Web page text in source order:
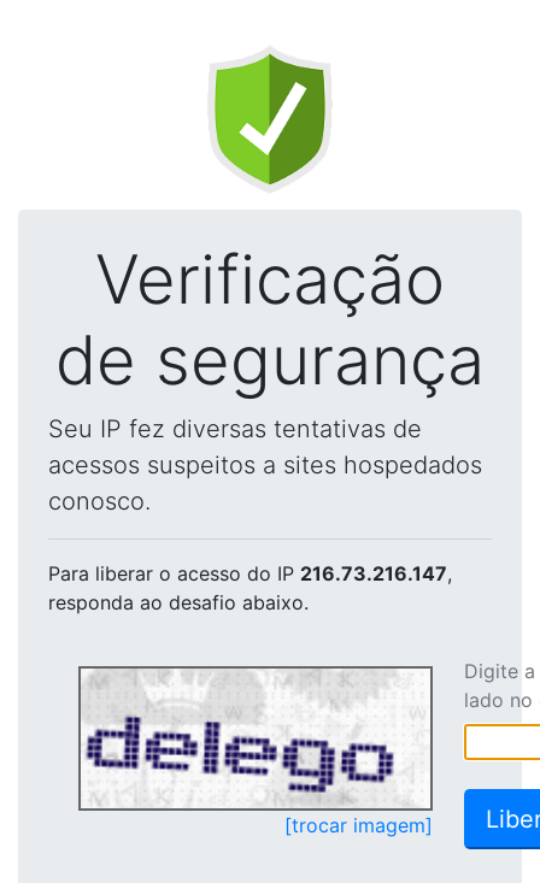
Verificação
de segurança
Seu IP fez diversas tentativas de
acessos suspeitos a sites hospedados
conosco.
Para liberar o acesso do IP 216.73.216.147,
responda ao desafio abaixo.
[trocar imagem]
Digite
lado no